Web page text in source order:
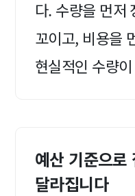
다. 수량을 먼저
꼬이고, 비용을
현실적인 수량
예산 기준으로
달라집니다